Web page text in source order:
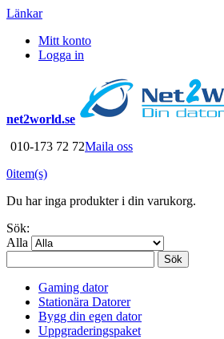
Länkar
Mitt konto
Logga in
net2world.se
010-173 72 72Maila oss
0item(s)
Du har inga produkter i din varukorg.
Sök:
Alla
Sök
Gaming dator
Stationära Datorer
Bygg din egen dator
Uppgraderingspaket